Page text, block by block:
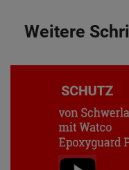
Weitere